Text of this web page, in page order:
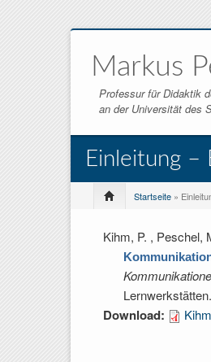
Markus
Professur für Didaktik
an der Universität des
Einleitung –
Startseite »
Kihm, P. , Peschel,
Download: